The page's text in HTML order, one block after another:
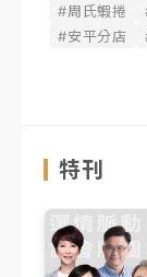
#周氏蝦捲
#安平分店
特刊